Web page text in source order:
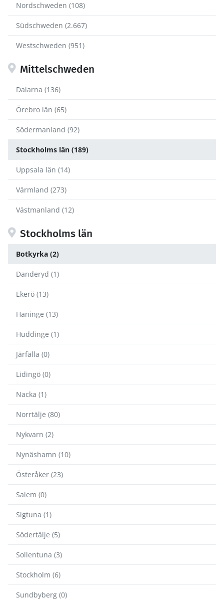
Nordschweden (108)
Südschweden (2.667)
Westschweden (951)
Mittelschweden
Dalarna (136)
Örebro län (65)
Södermanland (92)
Stockholms län (189)
Uppsala län (14)
Värmland (273)
Västmanland (12)
Stockholms län
Botkyrka (2)
Danderyd (1)
Ekerö (13)
Haninge (13)
Huddinge (1)
Järfälla (0)
Lidingö (0)
Nacka (1)
Norrtälje (80)
Nykvarn (2)
Nynäshamn (10)
Österåker (23)
Salem (0)
Sigtuna (1)
Södertälje (5)
Sollentuna (3)
Stockholm (6)
Sundbyberg (0)